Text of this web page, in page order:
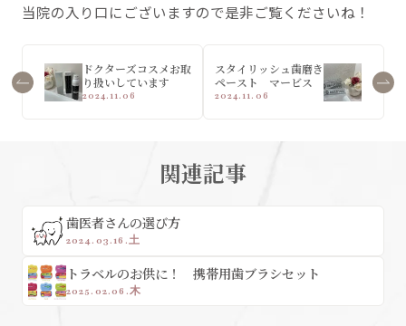
当院の入り口にございますので是非ご覧くださいね！
ドクターズコスメお取
り扱いしています
2024.11.06
スタイリッシュ歯磨き
ペースト マービス
2024.11.06
関連記事
歯医者さんの選び方
2024.03.16.土
トラベルのお供に！ 携帯用歯ブラシセット
2025.02.06.木